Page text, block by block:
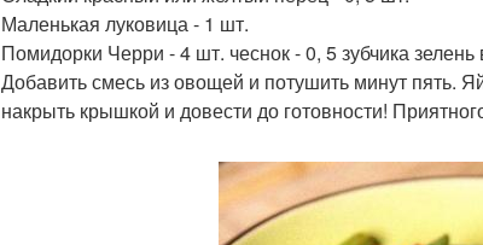
Маленькая луковица - 1 шт.
Помидорки Черри - 4 шт. чеснок - 0, 5 зубчика
Добавить смесь из овощей и потушить минут пять.
накрыть крышкой и довести до готовности!